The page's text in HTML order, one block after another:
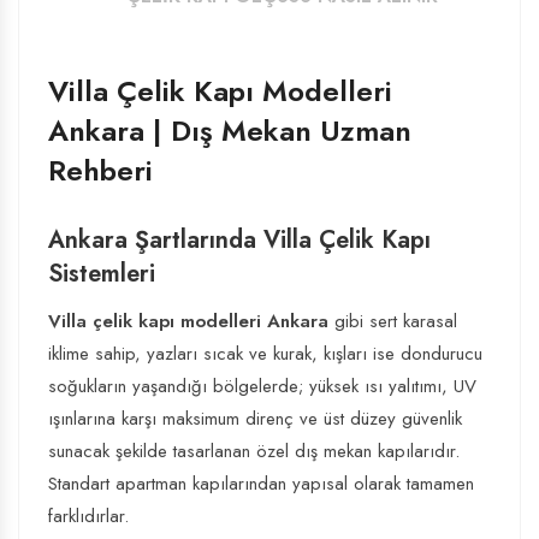
Villa Çelik Kapı Modelleri
Ankara | Dış Mekan Uzman
Rehberi
Ankara Şartlarında Villa Çelik Kapı
Sistemleri
Villa çelik kapı modelleri Ankara gibi sert karasal
iklime sahip, yazları sıcak ve kurak, kışları ise dondurucu
soğukların yaşandığı bölgelerde; yüksek ısı yalıtımı, UV
ışınlarına karşı maksimum direnç ve üst düzey güvenlik
sunacak şekilde tasarlanan özel dış mekan kapılarıdır.
Standart apartman kapılarından yapısal olarak tamamen
farklıdırlar.